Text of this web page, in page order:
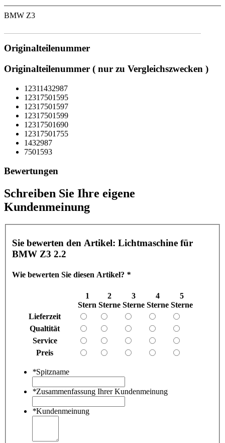
BMW Z3
Originalteilenummer
Originalteilenummer ( nur zu Vergleichszwecken )
12311432987
12317501595
12317501597
12317501599
12317501690
12317501755
1432987
7501593
Bewertungen
Schreiben Sie Ihre eigene
Kundenmeinung
Sie bewerten den Artikel: Lichtmaschine für
BMW Z3 2.2
Wie bewerten Sie diesen Artikel? *
1
Stern
2
Sterne
3
Sterne
4
Sterne
5
Sterne
Lieferzeit
Qualtität
Service
Preis
*Spitzname
*Zusammenfassung Ihrer Kundenmeinung
*Kundenmeinung